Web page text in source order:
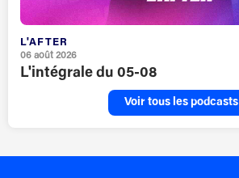
L'AFTER
06 août 2026
L'intégrale du 05-08
Voir tous les podcasts